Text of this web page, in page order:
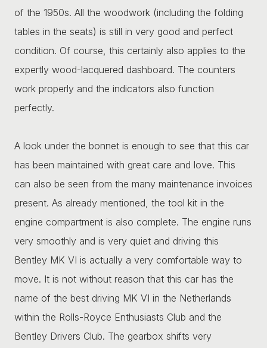
of the 1950s. All the woodwork (including the folding
tables in the seats) is still in very good and perfect
condition. Of course, this certainly also applies to the
expertly wood-lacquered dashboard. The counters
work properly and the indicators also function
perfectly.
A look under the bonnet is enough to see that this car
has been maintained with great care and love. This
can also be seen from the many maintenance invoices
present. As already mentioned, the tool kit in the
engine compartment is also complete. The engine runs
very smoothly and is very quiet and driving this
Bentley MK VI is actually a very comfortable way to
move. It is not without reason that this car has the
name of the best driving MK VI in the Netherlands
within the Rolls-Royce Enthusiasts Club and the
Bentley Drivers Club. The gearbox shifts very